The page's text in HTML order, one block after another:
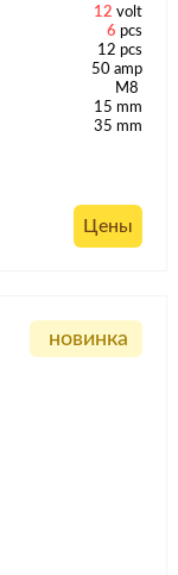
12 volt
6 pcs
12 pcs
50 amp
M8
15 mm
35 mm
Цены
новинка